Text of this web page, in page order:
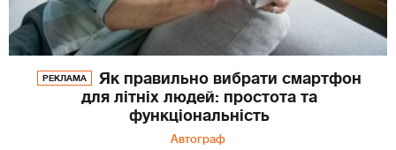
РЕКЛАМА
Як правильно вибрати смартфон
для літніх людей: простота та
функціональність
Автограф